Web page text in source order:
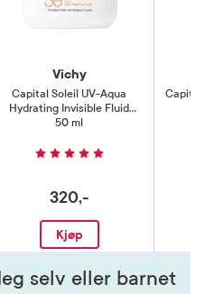
Vichy
Capital Soleil UV-Aqua
Hydrating Invisible Fluid
SPF50
50 ml
320,-
Kjøp
Capital
selv eller barnet